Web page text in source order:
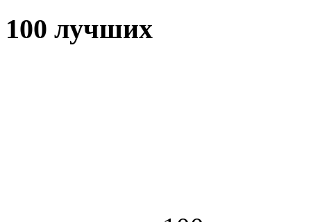
100 лучших